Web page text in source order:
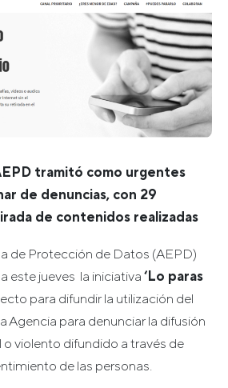
tramitó como urgentes
de denuncias, con 29
de contenidos realizadas
de Protección de Datos (AEPD)
este jueves la iniciativa ‘Lo paras
para difundir la utilización del
Agencia para denunciar la difusión
violento difundido a través de
de las personas.